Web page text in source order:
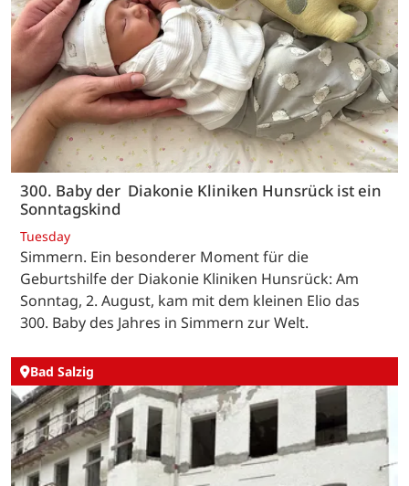
300. Baby der Diakonie Kliniken Hunsrück ist ein
Sonntagskind
Tuesday
Simmern. Ein besonderer Moment für die
Geburtshilfe der Diakonie Kliniken Hunsrück: Am
Sonntag, 2. August, kam mit dem kleinen Elio das
300. Baby des Jahres in Simmern zur Welt.
Bad Salzig